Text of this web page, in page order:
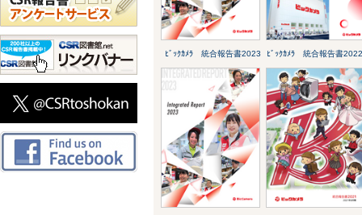
ﾋﾞｯｸｶﾒﾗ 統合報告書2023 ﾋﾞｯｸｶﾒﾗ 統合報告書2022